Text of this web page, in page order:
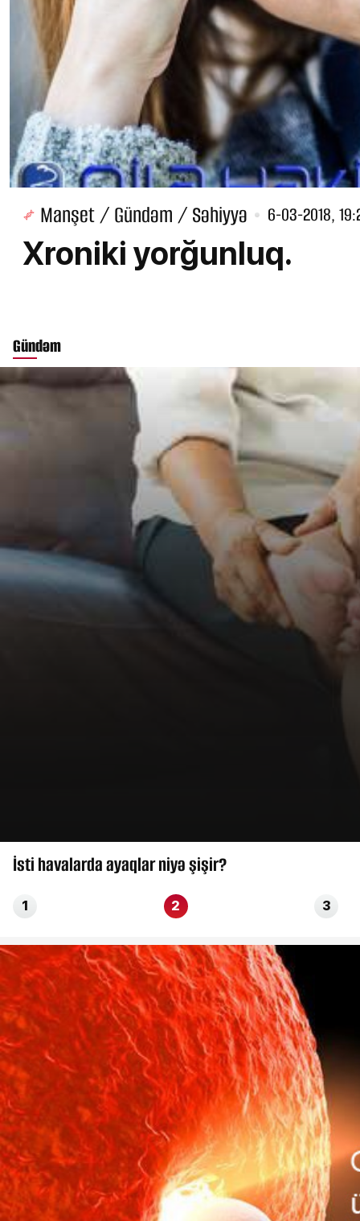
Manşet / Gündəm / Səhiyyə 6-03-2018,
Xroniki yorğunluq.
Gündəm
İsti havalarda ayaqlar niyə şişir?
1 2 3